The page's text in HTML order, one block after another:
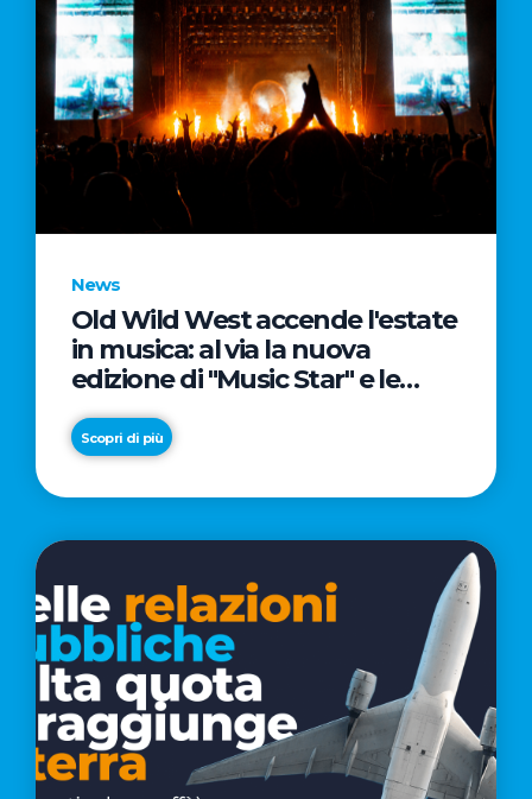
News
Old Wild West accende l'estate
in musica: al via la nuova
edizione di "Music Star" e le
prestigiose partnership con
Radio Italia e Live Nation
Scopri di più